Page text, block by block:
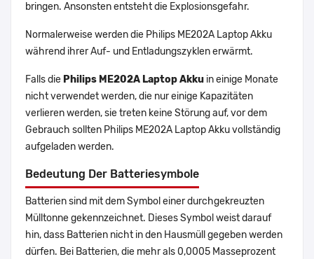
bringen. Ansonsten entsteht die Explosionsgefahr.
Normalerweise werden die Philips ME202A Laptop Akku
während ihrer Auf- und Entladungszyklen erwärmt.
Falls die Philips ME202A Laptop Akku in einige Monate
nicht verwendet werden, die nur einige Kapazitäten
verlieren werden, sie treten keine Störung auf, vor dem
Gebrauch sollten Philips ME202A Laptop Akku vollständig
aufgeladen werden.
Bedeutung Der Batteriesymbole
Batterien sind mit dem Symbol einer durchgekreuzten
Mülltonne gekennzeichnet. Dieses Symbol weist darauf
hin, dass Batterien nicht in den Hausmüll gegeben werden
dürfen. Bei Batterien, die mehr als 0,0005 Masseprozent